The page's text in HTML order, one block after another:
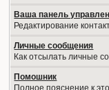
Ваша панель
Редактирование
Личные сообщения
Как отсылать личные
Помошник
Полное пояснение к